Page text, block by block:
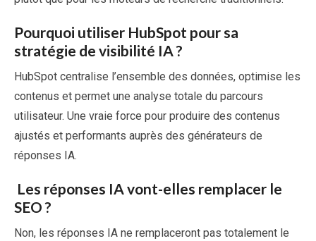
Pourquoi utiliser HubSpot pour sa
stratégie de visibilité IA ?
HubSpot centralise l’ensemble des données, optimise les
contenus et permet une analyse totale du parcours
utilisateur. Une vraie force pour produire des contenus
ajustés et performants auprès des générateurs de
réponses IA.
Les réponses IA vont-elles remplacer le
SEO ?
Non, les réponses IA ne remplaceront pas totalement le